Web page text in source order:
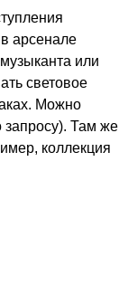
арсенале
или
световое
Можно
запросу). Там же
коллекция